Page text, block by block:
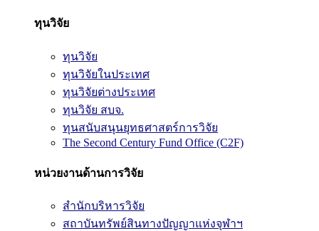
ทุนวิจัย
ทุนวิจัย
ทุนวิจัยในประเทศ
ทุนวิจัยต่างประเทศ
ทุนวิจัย สบจ.
ทุนสนับสนุนยุทธศาสตร์การวิจัย
The Second Century Fund Office (C2F)
หน่วยงานด้านการวิจัย
สำนักบริหารวิจัย
สถาบันทรัพย์สินทางปัญญาแห่งจุฬาฯ